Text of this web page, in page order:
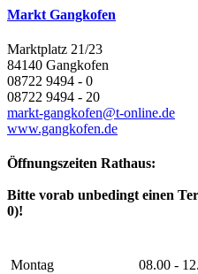
Markt Gangkofen
Marktplatz 21/23
84140 Gangkofen
08722 9494 - 0
08722 9494 - 20
markt-gangkofen@t-online.de
www.gangkofen.de
Öffnungszeiten Rathaus:
Bitte vorab unbedingt einen
0)!
Montag 08.00 -